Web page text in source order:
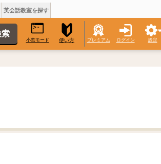
英会話教室を探す
小窓モード 使い方 プレミアム ログイン 設定